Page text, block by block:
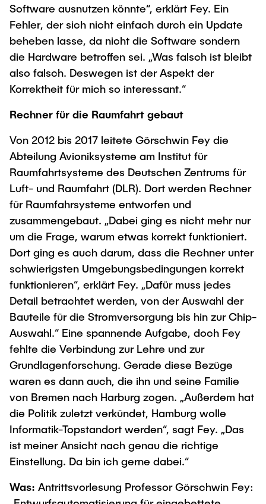
Software ausnutzen könnte“, erklärt Fey. Ein
Fehler, der sich nicht einfach durch ein Update
beheben lasse, da nicht die Software sondern
die Hardware betroffen sei. „Was falsch ist bleibt
also falsch. Deswegen ist der Aspekt der
Korrektheit für mich so interessant.“
Rechner für die Raumfahrt gebaut
Von 2012 bis 2017 leitete Görschwin Fey die
Abteilung Avioniksysteme am Institut für
Raumfahrtsysteme des Deutschen Zentrums für
Luft- und Raumfahrt (DLR). Dort werden Rechner
für Raumfahrsysteme entworfen und
zusammengebaut. „Dabei ging es nicht mehr nur
um die Frage, warum etwas korrekt funktioniert.
Dort ging es auch darum, dass die Rechner unter
schwierigsten Umgebungsbedingungen korrekt
funktionieren“, erklärt Fey. „Dafür muss jedes
Detail betrachtet werden, von der Auswahl der
Bauteile für die Stromversorgung bis hin zur Chip-
Auswahl.“ Eine spannende Aufgabe, doch Fey
fehlte die Verbindung zur Lehre und zur
Grundlagenforschung. Gerade diese Bezüge
waren es dann auch, die ihn und seine Familie
von Bremen nach Harburg zogen. „Außerdem hat
die Politik zuletzt verkündet, Hamburg wolle
Informatik-Topstandort werden“, sagt Fey. „Das
ist meiner Ansicht nach genau die richtige
Einstellung. Da bin ich gerne dabei.“
Was: Antrittsvorlesung Professor Görschwin Fey: